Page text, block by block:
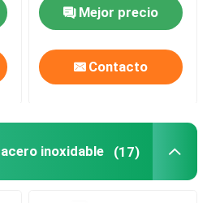
Mejor precio
Contacto
inoxidable (17)